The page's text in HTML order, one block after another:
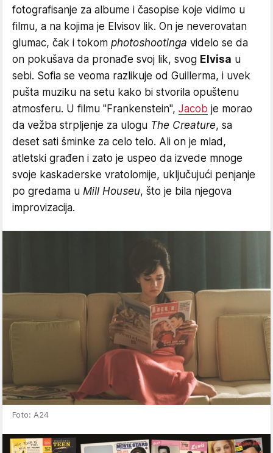
fotografisanje za albume i časopise koje vidimo u
filmu, a na kojima je Elvisov lik. On je neverovatan
glumac, čak i tokom photoshootinga videlo se da
on pokušava da pronađe svoj lik, svog Elvisa u
sebi. Sofia se veoma razlikuje od Guillerma, i uvek
pušta muziku na setu kako bi stvorila opuštenu
atmosferu. U filmu "Frankenstein", Jacob je morao
da vežba strpljenje za ulogu The Creature, sa
deset sati šminke za celo telo. Ali on je mlad,
atletski građen i zato je uspeo da izvede mnoge
svoje kaskaderske vratolomije, uključujući penjanje
po gredama u Mill Houseu, što je bila njegova
improvizacija.
Foto: A24